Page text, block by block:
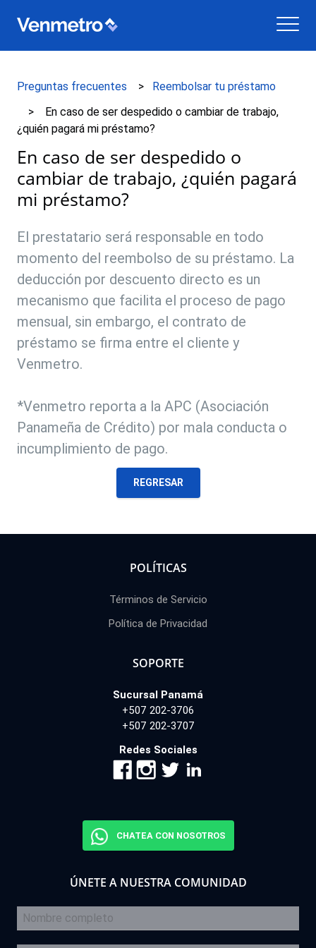
Preguntas frecuentes
Reembolsar tu préstamo
En caso de ser despedido o cambiar de trabajo,
¿quién pagará mi préstamo?
En caso de ser despedido o
cambiar de trabajo, ¿quién pagará
mi préstamo?
El prestatario será responsable en todo
momento del reembolso de su préstamo. La
deducción por descuento directo es un
mecanismo que facilita el proceso de pago
mensual, sin embargo, el contrato de
préstamo se firma entre el cliente y
Venmetro.
*Venmetro reporta a la APC (Asociación
Panameña de Crédito) por mala conducta o
incumplimiento de pago.
REGRESAR
POLÍTICAS
Términos de Servicio
Política de Privacidad
SOPORTE
Sucursal Panamá
+507 202-3706
+507 202-3707
Redes Sociales
CHATEA CON NOSOTROS
ÚNETE A NUESTRA COMUNIDAD